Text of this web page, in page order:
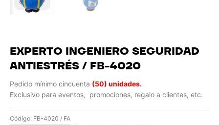
EXPERTO INGENIERO SEGURIDAD
ANTIESTRÉS / FB-4020
Pedido mínimo cincuenta (50) unidades.
Exclusivo para eventos, promociones, regalo a clientes, etc.
Código: FB-4020 / FA